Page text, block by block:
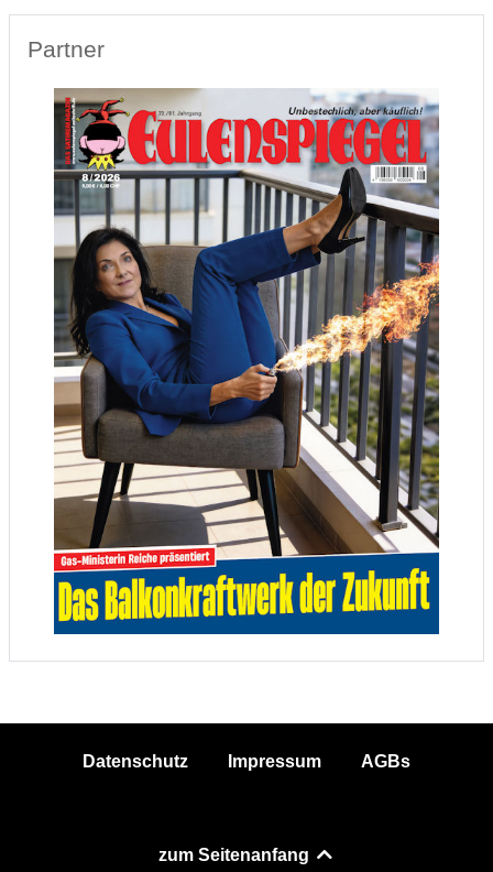
Partner
Datenschutz Impressum AGBs
zum Seitenanfang